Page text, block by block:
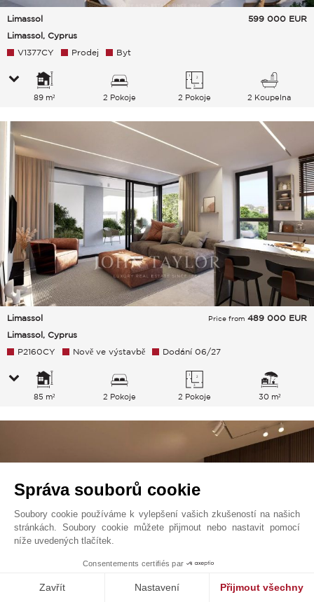
Limassol
Limassol, Cyprus
599 000 EUR
V1377CY Prodej Byt
89 m² 2 Pokoje 2 Pokoje 2 Koupelna
Limassol
Limassol, Cyprus
Price from 489 000 EUR
P2160CY Nově ve výstavbě Dodání 06/27
85 m² 2 Pokoje 2 Pokoje 30 m²
Správa souborů cookie
Soubory cookie používáme k vylepšení vašich zkušeností na našich
stránkách. Soubory cookie můžete přijmout nebo nastavit pomocí
níže uvedených tlačítek.
Consentements certifiés par
Zavřít Nastavení Přijmout všechny